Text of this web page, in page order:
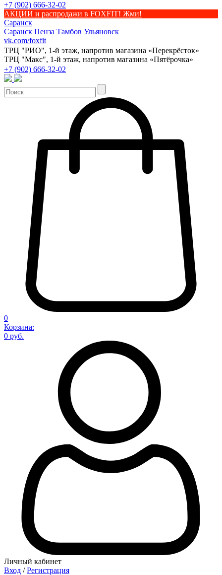
+7 (902) 666-32-02
АКЦИИ и распродажи в FOXFIT! Жми!
Саранск
Саранск Пенза Тамбов Ульяновск
vk.com/foxfit
ТРЦ "РИО", 1-й этаж, напротив магазина «Перекрёсток»
ТРЦ "Макс", 1-й этаж, напротив магазина «Пятёрочка»
+7 (902) 666-32-02
0
Корзина:
0 руб.
Личный кабинет
Вход / Регистрация